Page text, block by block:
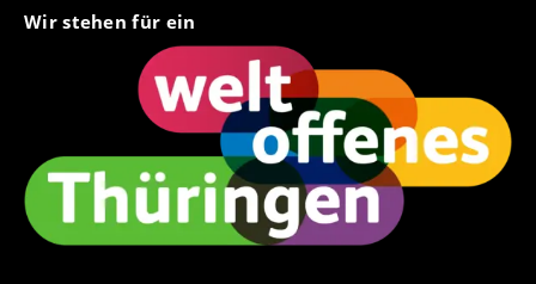
Wir stehen für ein